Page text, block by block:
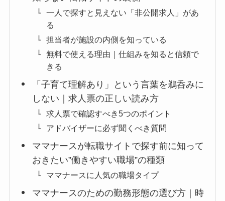
一人で探すと見えない「非公開求人」があ
る
担当者が施設の内側を知っている
無料で使える理由｜仕組みを知ると信頼で
きる
「子育て理解あり」という言葉を鵜呑みに
しない｜求人票の正しい読み方
求人票で確認すべき5つのポイント
アドバイザーに必ず聞くべき質問
ママナースが転職サイトで探す前に知って
おきたい”働きやすい職場”の種類
ママナースに人気の職場タイプ
ママナースのための勤務形態の選び方｜時